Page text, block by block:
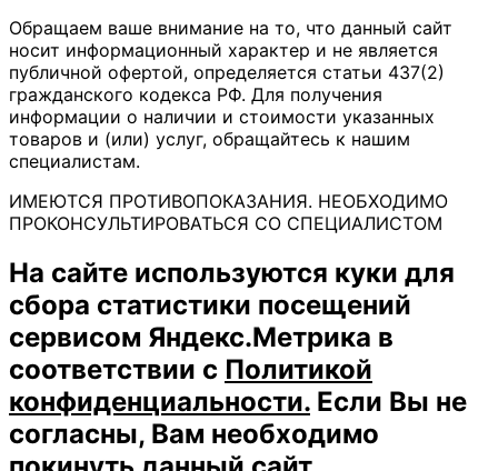
Обращаем ваше внимание на то, что данный сайт
носит информационный характер и не является
публичной офертой, определяется статьи 437(2)
гражданского кодекса РФ. Для получения
информации о наличии и стоимости указанных
товаров и (или) услуг, обращайтесь к нашим
специалистам.
ИМЕЮТСЯ ПРОТИВОПОКАЗАНИЯ. НЕОБХОДИМО
ПРОКОНСУЛЬТИРОВАТЬСЯ СО СПЕЦИАЛИСТОМ
На сайте используются куки для
сбора статистики посещений
сервисом Яндекс.Метрика в
соответствии с Политикой
конфиденциальности. Если Вы не
согласны, Вам необходимо